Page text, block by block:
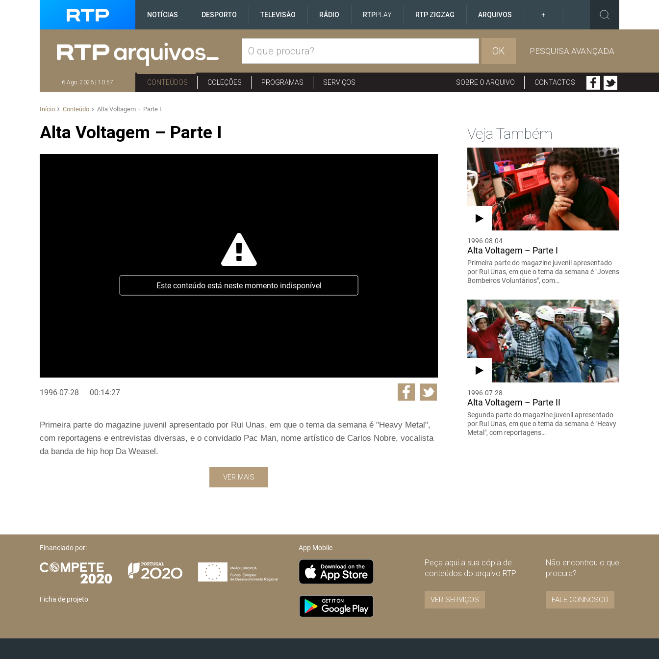
NOTÍCIAS DESPORTO TELEVISÃO RÁDIO RTPPLAY RTP ZIGZAG ARQUIVOS +
OK PESQUISA AVANÇADA
6 Ago. 2026 | 10:57 CONTEÚDOS COLEÇÕES PROGRAMAS SERVIÇOS SOBRE O ARQUIVO CONTACTOS
Início Conteúdo Alta Voltagem – Parte I
Alta Voltagem – Parte I
Este conteúdo está neste momento indisponível
1996-07-28 00:14:27
Primeira parte do magazine juvenil apresentado por Rui Unas, em que o tema da semana é "Heavy Metal",
com reportagens e entrevistas diversas, e o convidado Pac Man, nome artístico de Carlos Nobre, vocalista
da banda de hip hop Da Weasel.
VER MAIS
Veja Também
1996-08-04
Alta Voltagem – Parte I
Primeira parte do magazine juvenil apresentado
por Rui Unas, em que o tema da semana é "Jovens
Bombeiros Voluntários", com…
1996-07-28
Alta Voltagem – Parte II
Segunda parte do magazine juvenil apresentado
por Rui Unas, em que o tema da semana é "Heavy
Metal", com reportagens…
Financiado por:
Ficha de projeto
App Mobile
Peça aqui a sua cópia de
conteúdos do arquivo RTP
VER SERVIÇOS
Não encontrou o que
procura?
FALE CONNOSCO